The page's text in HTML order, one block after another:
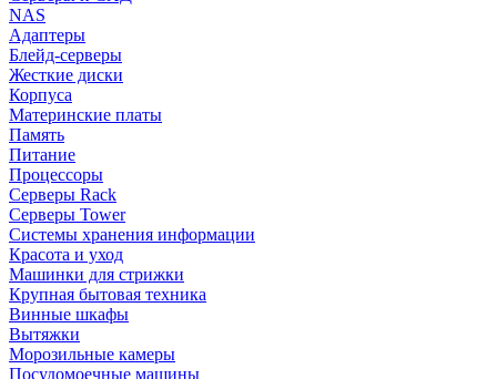
NAS
Адаптеры
Блейд-серверы
Жесткие диски
Корпуса
Материнские платы
Память
Питание
Процессоры
Серверы Rack
Серверы Tower
Системы хранения информации
Красота и уход
Машинки для стрижки
Крупная бытовая техника
Винные шкафы
Вытяжки
Морозильные камеры
Посудомоечные машины